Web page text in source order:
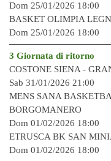
Dom 25/01/2026 18:00
BASKET OLIMPIA
Dom 25/01/2026 18:00
3 Giornata di ritorno
COSTONE SIENA -
Sab 31/01/2026 21:00
MENS SANA
BORGOMANERO
Dom 01/02/2026 18:00
ETRUSCA BK SAN
Dom 01/02/2026 18:00